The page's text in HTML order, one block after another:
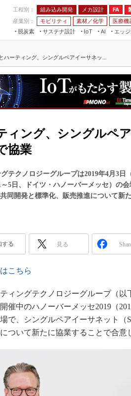
工程別： 組み込み開発 メカ設計 FA
産業別：
モビリティ 素材／化学 医療機
脱炭素
サステナ設計
IoT
工場
サービス
AI
AI×設備保全
Physical AI
エッ
JIMTOF
組込み/エッジ コンピュ
展＆IoT/5Gソリューシ
IIFES
国際ロボット展
ジャパンモビリティショー
スマート工場EXPO
EdgeTech+
産業オープンネット展
つながるクルマ
5G
VR／AR
フィールドサ
組み込み画像
車載ソフト開
ISO26262
デジタルツイ
イノベーション
製造業ビッグ
メイドインジ
植物工場
製造
FA
モビリ
ハーティング、シングルペアイーサネッ...
ィング、シングルペ
協業
テクノロジーグループは2019年4月3日
～5日、ドイツ・ハノーバーメッセ）の
同開発と標準化、販売推進について新
する 見る
こちら
ィングテクノロジーグループ（以
催中のハノーバーメッセ2019（
で、シングルペアイーサネット（
ついて新たに協業することで合意